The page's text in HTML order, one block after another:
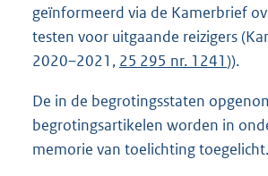
geïnformeerd via de Kamerbrief
testen voor uitgaande reizigers
2020–2021, 25 295 nr. 1241)).
De in de begrotingsstaten
begrotingsartikelen worden in
memorie van toelichting toegelicht.